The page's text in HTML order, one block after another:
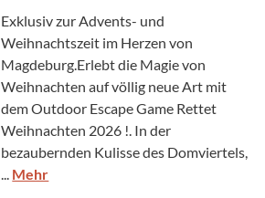
Exklusiv zur Advents- und
Weihnachtszeit im Herzen von
Magdeburg.Erlebt die Magie von
Weihnachten auf völlig neue Art mit
dem Outdoor Escape Game Rettet
Weihnachten 2026 !. In der
bezaubernden Kulisse des Domviertels,
Mehr